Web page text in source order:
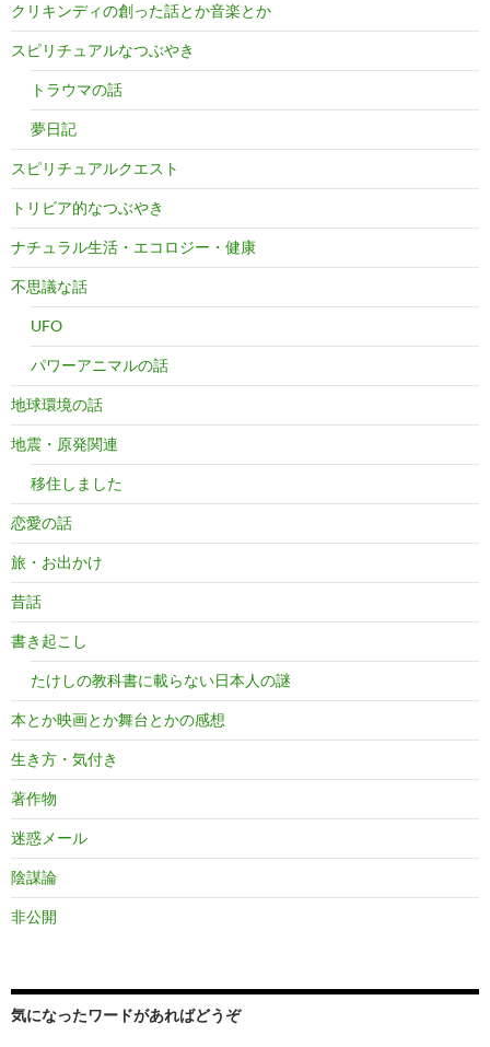
クリキンディの創った話とか音楽とか
スピリチュアルなつぶやき
トラウマの話
夢日記
スピリチュアルクエスト
トリビア的なつぶやき
ナチュラル生活・エコロジー・健康
不思議な話
UFO
パワーアニマルの話
地球環境の話
地震・原発関連
移住しました
恋愛の話
旅・お出かけ
昔話
書き起こし
たけしの教科書に載らない日本人の謎
本とか映画とか舞台とかの感想
生き方・気付き
著作物
迷惑メール
陰謀論
非公開
気になったワードがあればどうぞ